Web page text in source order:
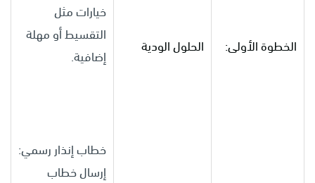
الخطوة الأولى: الحلول الودية
خيارات مثل
التقسيط أو مهلة
إضافية.
خطاب إنذار رسمي:
إرسال خطاب